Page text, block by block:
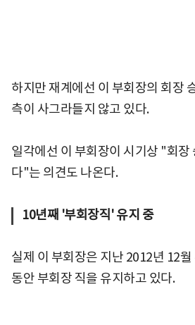
하지만 재계에선 이 부회장의 회장
측이 사그라들지 않고 있다.
일각에선 이 부회장이 시기상 "회장
다"는 의견도 나온다.
10년째 '부회장직' 유지 중
실제 이 부회장은 지난 2012년 12
동안 부회장 직을 유지하고 있다.